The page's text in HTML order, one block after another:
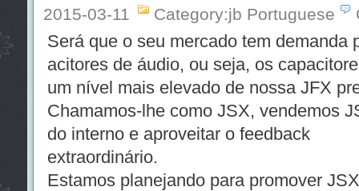
2015-03-11 Category:jb Portuguese
Será que o seu mercado tem demanda
acitores de áudio, ou seja, os
um nível mais elevado de nossa JFX
Chamamos-lhe como JSX, vendemos
do interno e aproveitar o feedback
extraordinário.
Estamos planejando para promover